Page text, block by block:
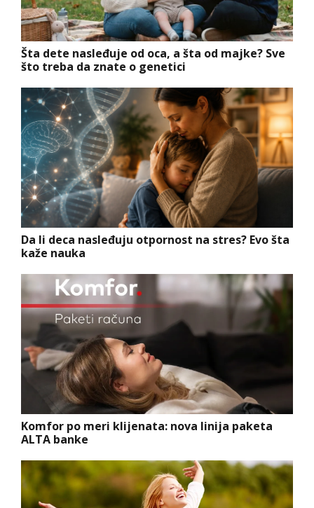
Šta dete nasleđuje od oca, a šta od majke? Sve
što treba da znate o genetici
Da li deca nasleđuju otpornost na stres? Evo šta
kaže nauka
Komfor po meri klijenata: nova linija paketa
ALTA banke